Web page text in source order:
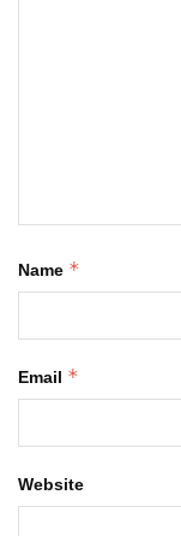
Name *
Email *
Website